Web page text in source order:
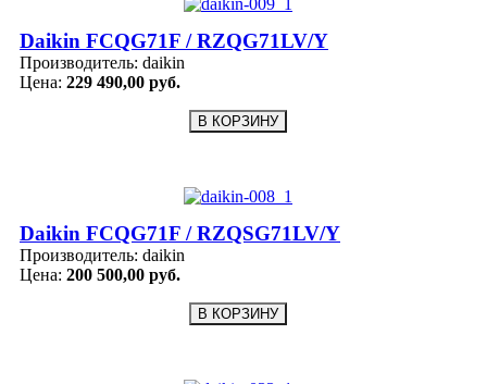
Daikin FCQG71F / RZQG71LV/Y
Производитель: daikin
Цена: 229 490,00 руб.
Daikin FCQG71F / RZQSG71LV/Y
Производитель: daikin
Цена: 200 500,00 руб.